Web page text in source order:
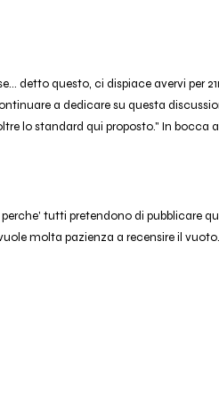
detto questo, ci dispiace avervi per
a dedicare su questa
lo standard qui proposto." In bocca
tutti pretendono di pubblicare
molta pazienza a recensire il